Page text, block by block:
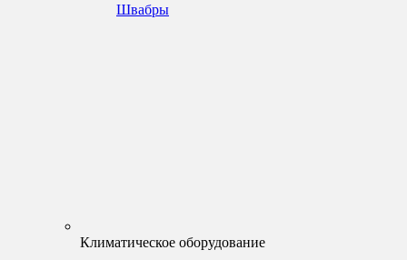
Швабры
Климатическое оборудование